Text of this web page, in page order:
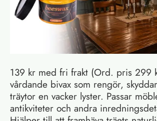
139 kr med fri frakt (Ord. pris 299
vårdande bivax som rengör,
träytor en vacker lyster. Passar
antikviteter och andra